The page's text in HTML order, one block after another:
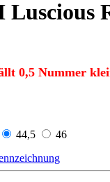
0,5 Nummer
44,5
46